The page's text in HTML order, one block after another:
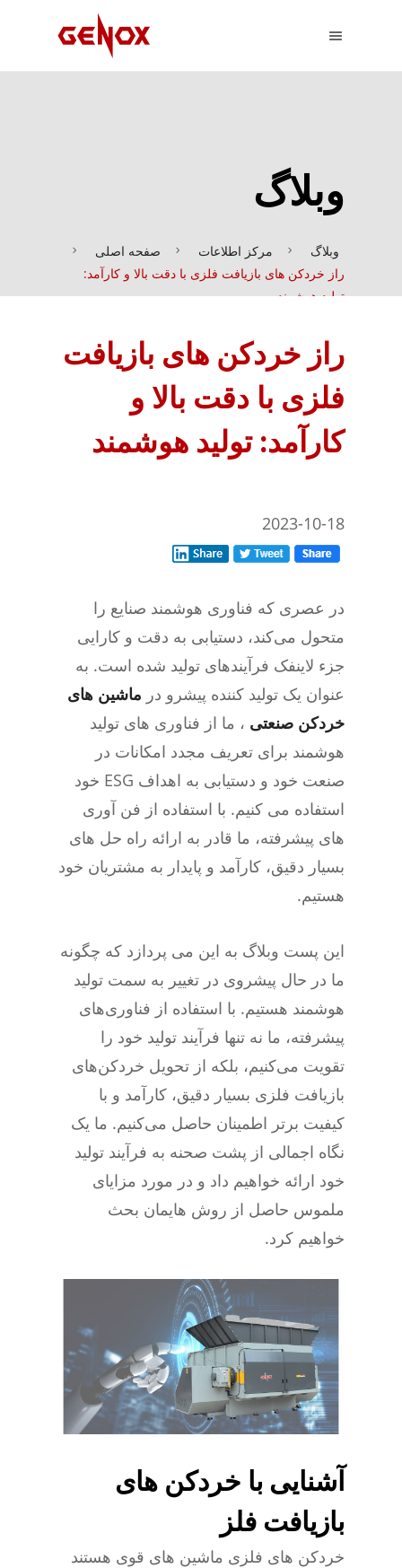
وبلاگ
صفحه اصلی مرکز اطلاعات
وبلاگ
راز خردکن های بازیافت فلزی با دقت بالا و کارآمد:
تولید هوشمند
راز خردکن های بازیافت
فلزی با دقت بالا و
کارآمد: تولید هوشمند
2023-10-18
در عصری که فناوری هوشمند صنایع را
متحول می‌کند، دستیابی به دقت و کارایی
جزء لاینفک فرآیندهای تولید شده است. به
عنوان یک تولید کننده پیشرو در ماشین های
خردکن صنعتی ، ما از فناوری های تولید
هوشمند برای تعریف مجدد امکانات در
صنعت خود و دستیابی به اهداف ESG خود
استفاده می کنیم. با استفاده از فن آوری
های پیشرفته، ما قادر به ارائه راه حل های
بسیار دقیق، کارآمد و پایدار به مشتریان خود
هستیم.
این پست وبلاگ به این می پردازد که چگونه
ما در حال پیشروی در تغییر به سمت تولید
هوشمند هستیم. با استفاده از فناوری‌های
پیشرفته، ما نه تنها فرآیند تولید خود را
تقویت می‌کنیم، بلکه از تحویل خردکن‌های
بازیافت فلزی بسیار دقیق، کارآمد و با
کیفیت برتر اطمینان حاصل می‌کنیم. ما یک
نگاه اجمالی از پشت صحنه به فرآیند تولید
خود ارائه خواهیم داد و در مورد مزایای
ملموس حاصل از روش هایمان بحث
خواهیم کرد.
آشنایی با خردکن های
بازیافت فلز
خردکن های فلزی ماشین های قوی هستند